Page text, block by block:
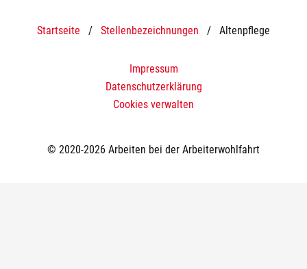
Startseite / Stellenbezeichnungen / Altenpflege
Impressum
Datenschutzerklärung
Cookies verwalten
© 2020-2026 Arbeiten bei der Arbeiterwohlfahrt